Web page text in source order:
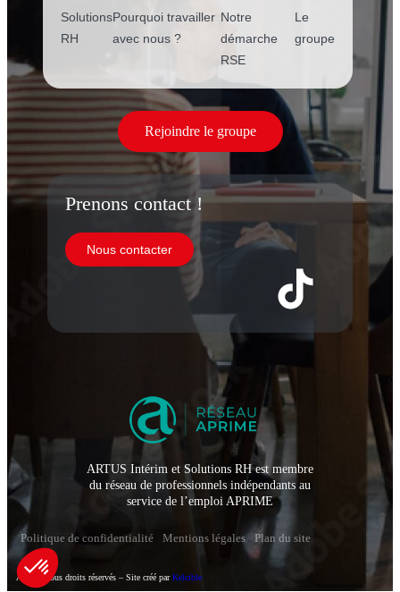
Solutions
RH
Pourquoi travailler
avec nous ?
Notre
démarche
RSE
Le
groupe
Rejoindre le groupe
Prenons contact !
Nous contacter
ARTUS Intérim et Solutions RH est membre
du réseau de professionnels indépendants au
service de l’emploi APRIME
Politique de confidentialité Mentions légales Plan du site
Artus – Tous droits réservés – Site créé parKelcible